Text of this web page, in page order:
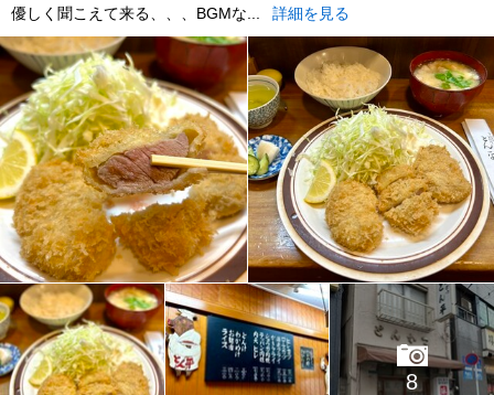
優しく聞こえて来る、、、BGMな...
詳細を見る
8